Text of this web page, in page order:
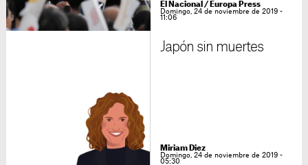
El Nacional / Europa Press
Domingo, 24 de noviembre de 2019 -
11:06
Japón sin muertes
Miriam Diez
Domingo, 24 de noviembre de 2019 -
05:30